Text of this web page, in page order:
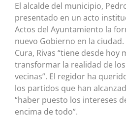
El alcalde del municipio,
presentado en un acto
Actos del Ayuntamiento la
nuevo Gobierno en la
Cura, Rivas “tiene desde hoy
transformar la realidad de los
vecinas”. El regidor ha
los partidos que han
“haber puesto los intereses
encima de todo”.